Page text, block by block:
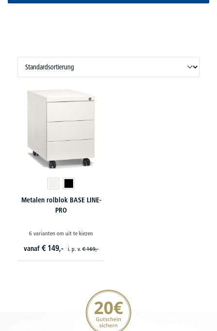
Metalen rolblok BASE LINE-
PRO
6 varianten om uit te kiezen
vanaf € 149,- i. p. v.€ 169,-
20€ korting verzekeren